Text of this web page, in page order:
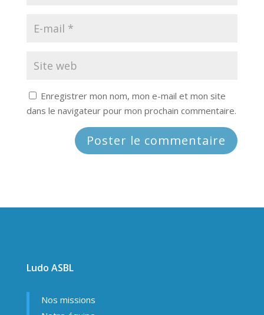
Enregistrer mon nom, mon e-mail et mon site
dans le navigateur pour mon prochain commentaire.
Ludo ASBL
Nos missions